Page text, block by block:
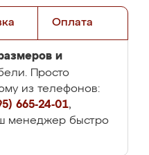
Оплата
и
Просто
из телефонов:
665-24-01,
менеджер быстро